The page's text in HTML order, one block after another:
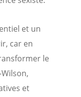
et un
car en
le
et